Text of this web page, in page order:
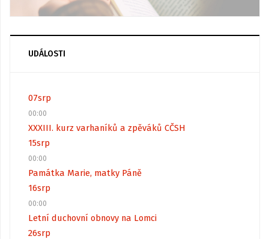
UDÁLOSTI
07srp
00:00
XXXIII. kurz varhaníků a zpěváků CČSH
15srp
00:00
Památka Marie, matky Páně
16srp
00:00
Letní duchovní obnovy na Lomci
26srp